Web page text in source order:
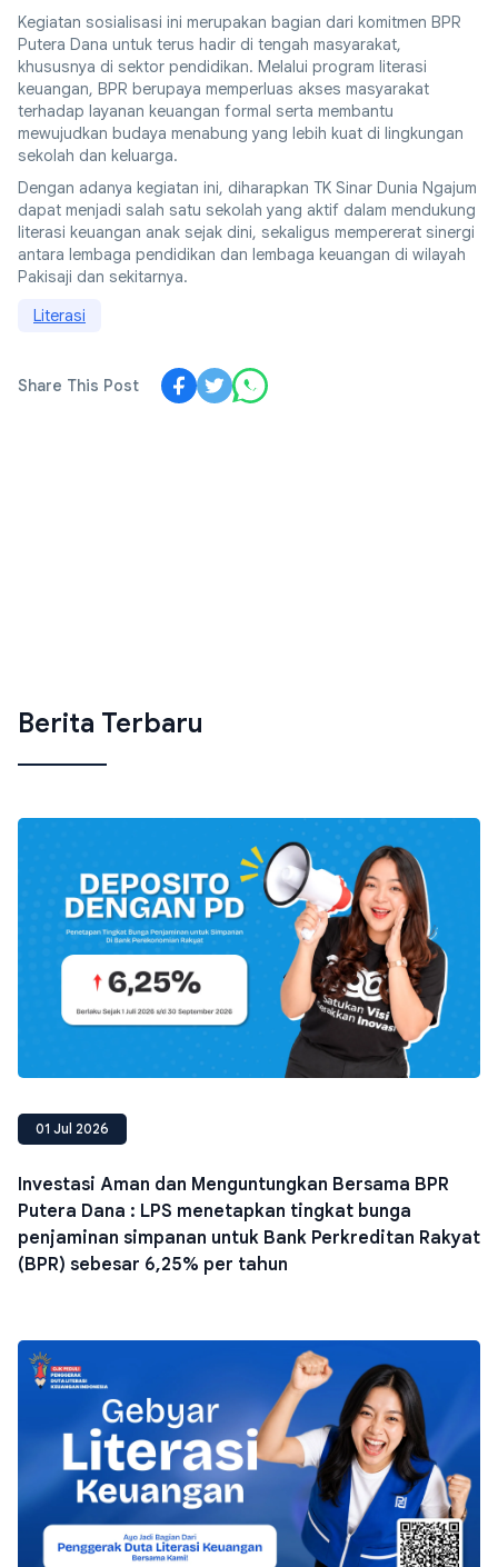
Kegiatan sosialisasi ini merupakan bagian dari komitmen BPR
Putera Dana untuk terus hadir di tengah masyarakat,
khususnya di sektor pendidikan. Melalui program literasi
keuangan, BPR berupaya memperluas akses masyarakat
terhadap layanan keuangan formal serta membantu
mewujudkan budaya menabung yang lebih kuat di lingkungan
sekolah dan keluarga.
Dengan adanya kegiatan ini, diharapkan TK Sinar Dunia Ngajum
dapat menjadi salah satu sekolah yang aktif dalam mendukung
literasi keuangan anak sejak dini, sekaligus mempererat sinergi
antara lembaga pendidikan dan lembaga keuangan di wilayah
Pakisaji dan sekitarnya.
Literasi
Share This Post
Berita Terbaru
01 Jul 2026
Investasi Aman dan Menguntungkan Bersama BPR
Putera Dana : LPS menetapkan tingkat bunga
penjaminan simpanan untuk Bank Perkreditan Rakyat
(BPR) sebesar 6,25% per tahun